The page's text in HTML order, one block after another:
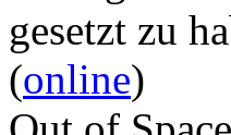
gesetzt zu
(online)